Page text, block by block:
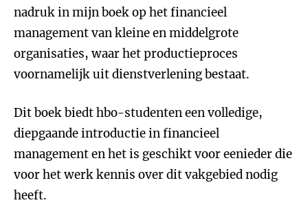
nadruk in mijn boek op het financieel
management van kleine en middelgrote
organisaties, waar het productieproces
voornamelijk uit dienstverlening bestaat.
Dit boek biedt hbo-studenten een volledige,
diepgaande introductie in financieel
management en het is geschikt voor eenieder die
voor het werk kennis over dit vakgebied nodig
heeft.